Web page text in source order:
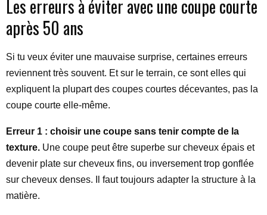
Les erreurs à éviter avec une coupe courte
après 50 ans
Si tu veux éviter une mauvaise surprise, certaines erreurs
reviennent très souvent. Et sur le terrain, ce sont elles qui
expliquent la plupart des coupes courtes décevantes, pas la
coupe courte elle-même.
Erreur 1 : choisir une coupe sans tenir compte de la
texture. Une coupe peut être superbe sur cheveux épais et
devenir plate sur cheveux fins, ou inversement trop gonflée
sur cheveux denses. Il faut toujours adapter la structure à la
matière.